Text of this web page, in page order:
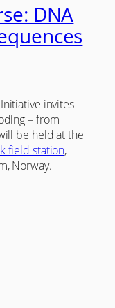
DNA
invites
– from
be held at the
field station,
Norway.